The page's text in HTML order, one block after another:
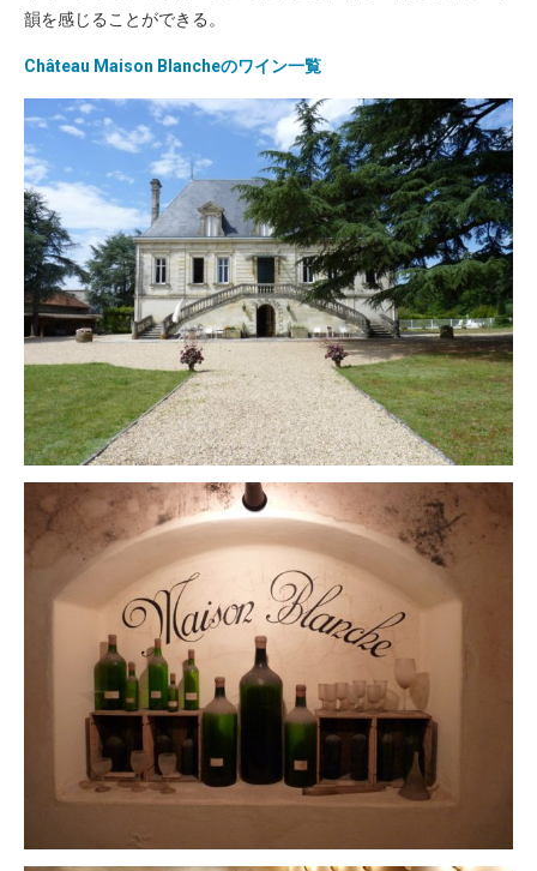
韻を感じることができる。
Château Maison Blancheのワイン一覧